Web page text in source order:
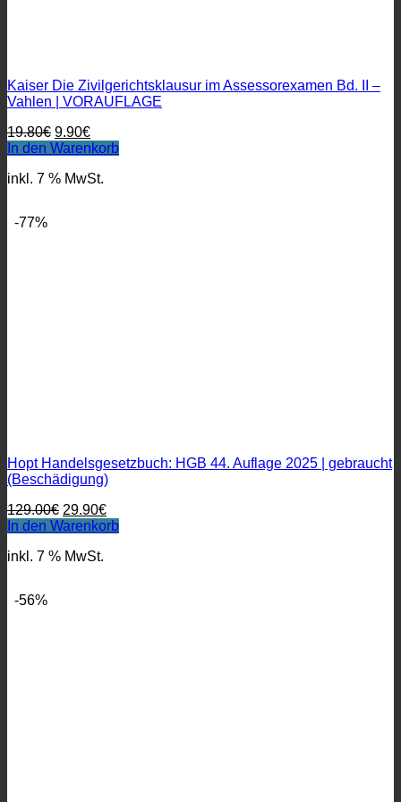
Kaiser Die Zivilgerichtsklausur im Assessorexamen Bd. II –
Vahlen | VORAUFLAGE
19.80€ Ursprünglicher
Preis
19.80€
9.90€Aktueller
Preis
9.90€.
In den Warenkorb
inkl. 7 % MwSt.
-77%
Hopt Handelsgesetzbuch: HGB 44. Auflage 2025 | gebraucht
(Beschädigung)
129.00€ Ursprünglicher
Preis
129.00€
29.90€Aktueller
Preis
In den Warenkorb
inkl. 7 % MwSt.
-56%